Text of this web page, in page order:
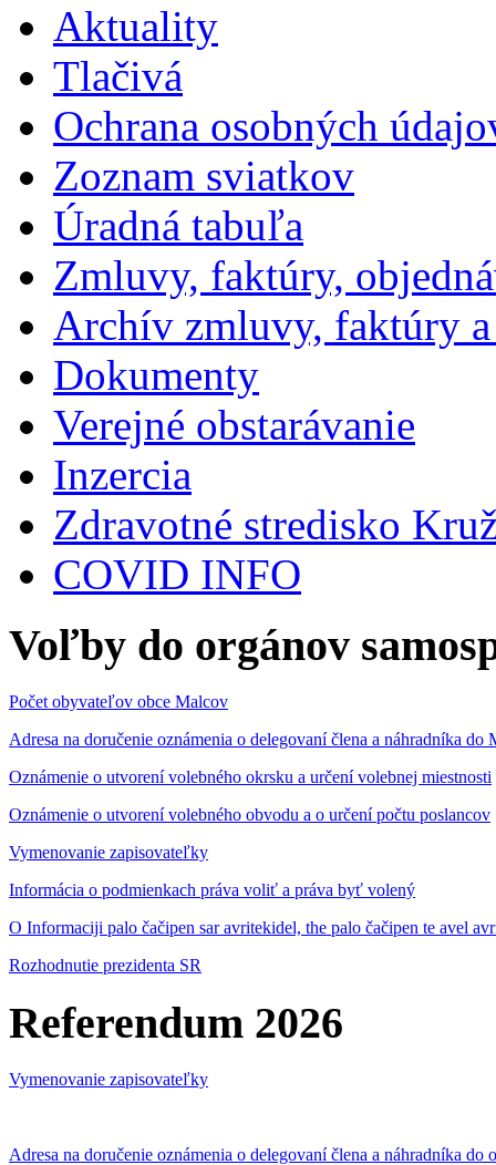
Aktuality
Tlačivá
Ochrana osobných
Zoznam sviatkov
Úradná tabuľa
Zmluvy, faktúry,
Archív zmluvy, faktúry
Dokumenty
Verejné obstarávanie
Inzercia
Zdravotné stredisko
COVID INFO
Voľby do orgánov
Počet obyvateľov obce Malcov
Adresa na doručenie oznámenia o delegovaní člena a náhradníka
Oznámenie o utvorení volebného okrsku a určení volebnej miestnosti
Oznámenie o utvorení volebného obvodu a o určení počtu poslancov
Vymenovanie zapisovateľky
Informácia o podmienkach práva voliť a práva byť volený
O Informaciji palo čačipen sar avritekidel, the palo čačipen te avel
Rozhodnutie prezidenta SR
Referendum 2026
Vymenovanie zapisovateľky
Adresa na doručenie oznámenia o delegovaní člena a náhradníka